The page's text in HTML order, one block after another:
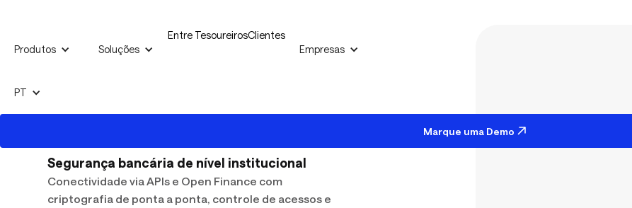
Produtos Soluções
Entre TesoureirosClientes
Empresas
PT
Marque uma Demo
Segurança bancária de nível institucional
Conectividade via APIs e Open Finance com
criptografia de ponta a ponta, controle de acessos e